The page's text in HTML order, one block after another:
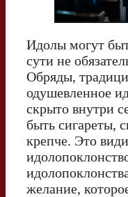
Идолы могут
сути не
Обряды,
одушевленное
скрыто внутри
быть сигареты,
крепче. Это
желание,